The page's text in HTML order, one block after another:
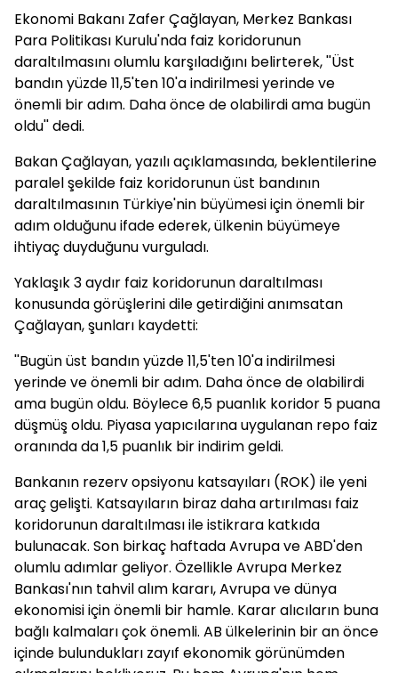
Ekonomi Bakanı Zafer Çağlayan, Merkez Bankası
Para Politikası Kurulu'nda faiz koridorunun
daraltılmasını olumlu karşıladığını belirterek, ''Üst
bandın yüzde 11,5'ten 10'a indirilmesi yerinde ve
önemli bir adım. Daha önce de olabilirdi ama bugün
oldu'' dedi.
Bakan Çağlayan, yazılı açıklamasında, beklentilerine
paralel şekilde faiz koridorunun üst bandının
daraltılmasının Türkiye'nin büyümesi için önemli bir
adım olduğunu ifade ederek, ülkenin büyümeye
ihtiyaç duyduğunu vurguladı.
Yaklaşık 3 aydır faiz koridorunun daraltılması
konusunda görüşlerini dile getirdiğini anımsatan
Çağlayan, şunları kaydetti:
''Bugün üst bandın yüzde 11,5'ten 10'a indirilmesi
yerinde ve önemli bir adım. Daha önce de olabilirdi
ama bugün oldu. Böylece 6,5 puanlık koridor 5 puana
düşmüş oldu. Piyasa yapıcılarına uygulanan repo faiz
oranında da 1,5 puanlık bir indirim geldi.
Bankanın rezerv opsiyonu katsayıları (ROK) ile yeni
araç gelişti. Katsayıların biraz daha artırılması faiz
koridorunun daraltılması ile istikrara katkıda
bulunacak. Son birkaç haftada Avrupa ve ABD'den
olumlu adımlar geliyor. Özellikle Avrupa Merkez
Bankası'nın tahvil alım kararı, Avrupa ve dünya
ekonomisi için önemli bir hamle. Karar alıcıların buna
bağlı kalmaları çok önemli. AB ülkelerinin bir an önce
içinde bulundukları zayıf ekonomik görünümden